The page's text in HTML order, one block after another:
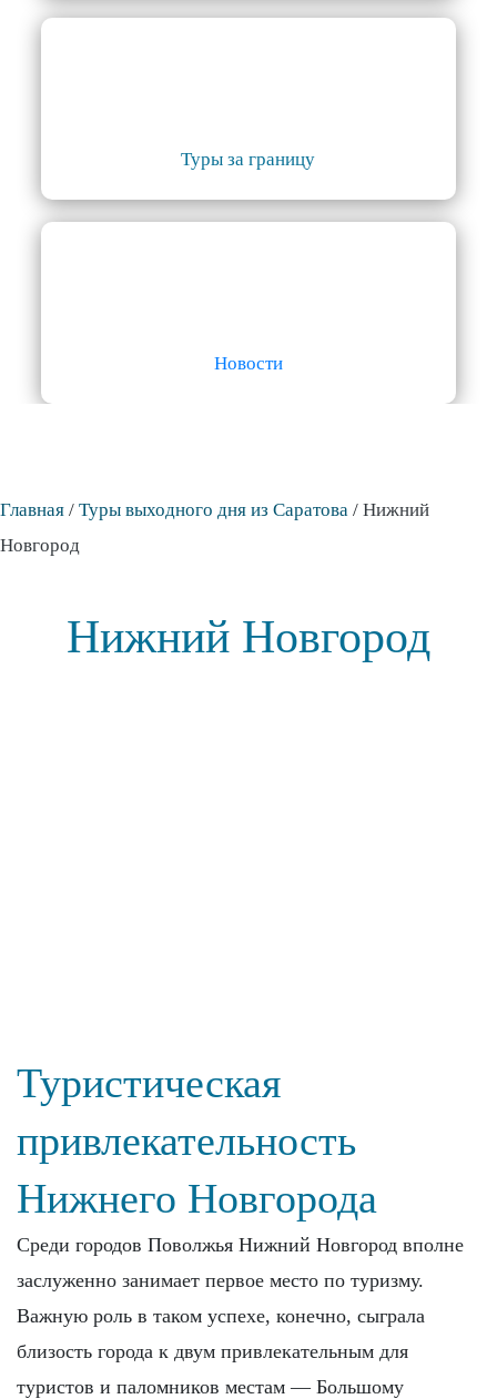
Туры за границу
Новости
Главная / Туры выходного дня из Саратова / Нижний
Новгород
Нижний Новгород
Туристическая
привлекательность
Нижнего Новгорода
Среди городов Поволжья Нижний Новгород вполне
заслуженно занимает первое место по туризму.
Важную роль в таком успехе, конечно, сыграла
близость города к двум привлекательным для
туристов и паломников местам — Большому